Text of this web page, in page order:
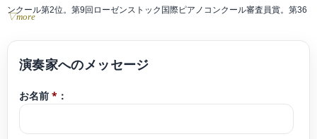
ンクール第2位。第9回ローゼンストック国際ピアノコンクール審査員賞。第36
▽more
お名前 * ：